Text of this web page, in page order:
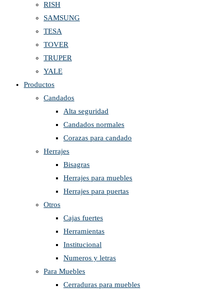
RISH
SAMSUNG
TESA
TOVER
TRUPER
YALE
Productos
Candados
Alta seguridad
Candados normales
Corazas para candado
Herrajes
Bisagras
Herrajes para muebles
Herrajes para puertas
Otros
Cajas fuertes
Herramientas
Institucional
Numeros y letras
Para Muebles
Cerraduras para muebles